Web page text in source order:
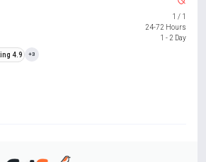
1 / 1
24-72 Hours
1 - 2 Day
4.9 +3